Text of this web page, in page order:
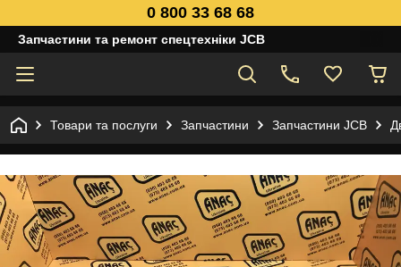
0 800 33 68 68
Запчастини та ремонт спецтехніки JCB
Товари та послуги Запчастини Запчастини JCB